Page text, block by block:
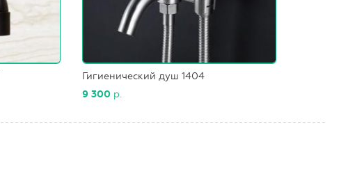
Гигиенический душ 1404
9 300 р.